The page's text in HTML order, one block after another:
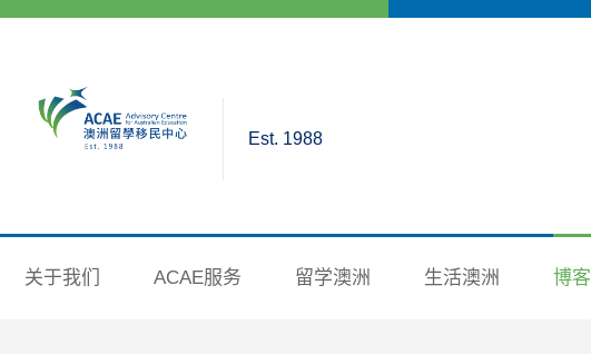
Est. 1988
关于我们 ACAE服务 留学澳洲 生活澳洲 博客